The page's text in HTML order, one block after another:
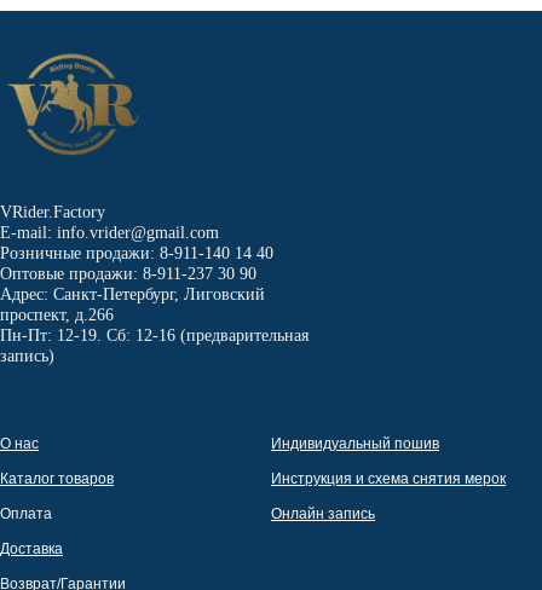
VRider.Factory
E-mail: info.vrider@gmail.com
Розничные продажи: 8-911-140 14 40
Оптовые продажи: 8-911-237 30 90
Адрес: Санкт-Петербург, Лиговский
проспект, д.266
Пн-Пт: 12-19. Сб: 12-16 (предварительная
запись)
О нас
Каталог товаров
Оплата
Доставка
Возврат/Гарантии
Индивидуальный пошив
Инструкция и схема снятия мерок
Онлайн запись